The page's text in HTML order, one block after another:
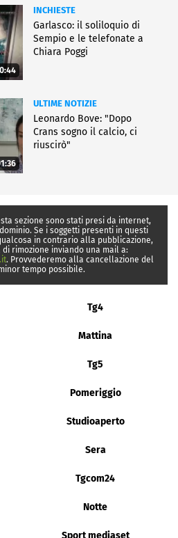
INCHIESTE
Garlasco: il soliloquio di
Sempio e le telefonate a
Chiara Poggi
ULTIME NOTIZIE
Leonardo Bove: "Dopo
Crans sogno il calcio, ci
riuscirò"
sezione sono stati presi da internet,
Se i soggetti presenti in questi
in contrario alla pubblicazione,
rimozione inviando una mail a:
. Provvederemo alla cancellazione del
tempo possibile.
Tg4
Mattina
Tg5
Pomeriggio
Studioaperto
Sera
Tgcom24
Notte
Sport mediaset